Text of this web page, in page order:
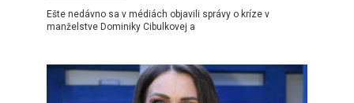
Ešte nedávno sa v médiách objavili správy o kríze v
manželstve Dominiky Cibulkovej a